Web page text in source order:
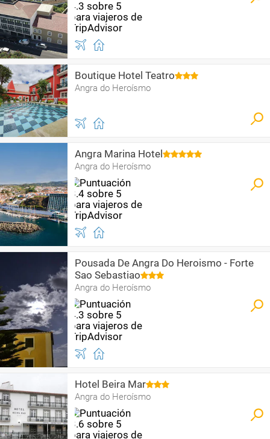
Boutique Hotel Teatro
Angra do Heroísmo
Angra Marina Hotel
Angra do Heroísmo
Pousada De Angra Do Heroismo - Forte
Sao Sebastiao
Angra do Heroísmo
Hotel Beira Mar
Angra do Heroísmo